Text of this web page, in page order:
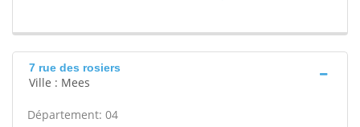
7 rue des rosiers
Ville : Mees
Département: 04